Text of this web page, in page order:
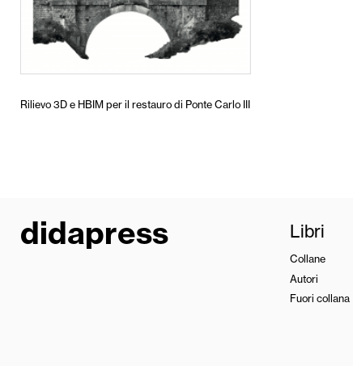
Rilievo 3D e HBIM per il restauro di Ponte Carlo III
didapress Libri
Collane
Autori
Fuori collana